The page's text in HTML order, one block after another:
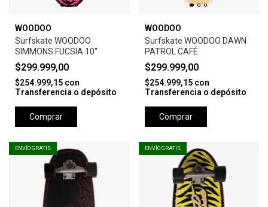
WOODOO
Surfskate WOODOO
SIMMONS FUCSIA 10"
$299.999,00
$254.999,15 con
Transferencia o depósito
Comprar
WOODOO
Surfskate WOODOO DAWN
PATROL CAFÉ
$299.999,00
$254.999,15 con
Transferencia o depósito
Comprar
ENVÍO GRATIS ENVÍO GRATIS